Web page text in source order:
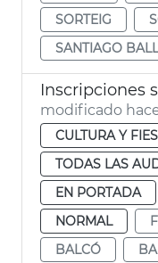
SORTEIG
SANTIAGO
Inscripciones
modificado
CULTURA Y
TODAS LAS
EN PORTADA
NORMAL
BALCÓ